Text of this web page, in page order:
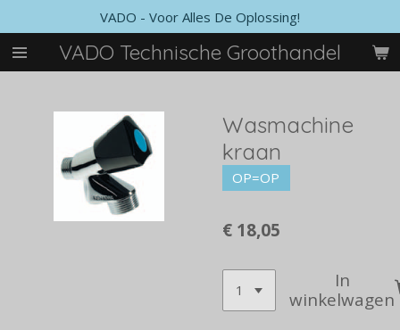
direct
naar
de
VADO Technische Groothandel
VADO - Voor Alles De Oplossing!
Wasmachine
kraan
OP=OP
€ 18,05
In
winkelwagen